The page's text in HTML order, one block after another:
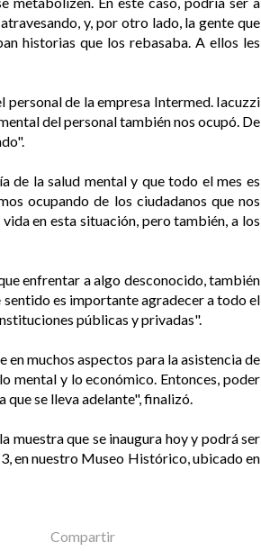
y, por otro lado, la gente que
historias que los rebasaba. A ellos les
de la empresa Intermed. Iacuzzi
del personal también nos ocupó. De
de la salud mental y que todo el mes es
ocupando de los ciudadanos que nos
en esta situación, pero también, a los
enfrentar a algo desconocido, también
sentido es importante agradecer a todo el
públicas y privadas".
en muchos aspectos para la asistencia de
mental y lo económico. Entonces, poder
que se lleva adelante", finalizó.
muestra que se inaugura hoy y podrá ser
en nuestro Museo Histórico, ubicado en
Compartir